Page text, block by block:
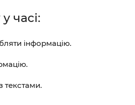
часі:
інформацію.
текстами.